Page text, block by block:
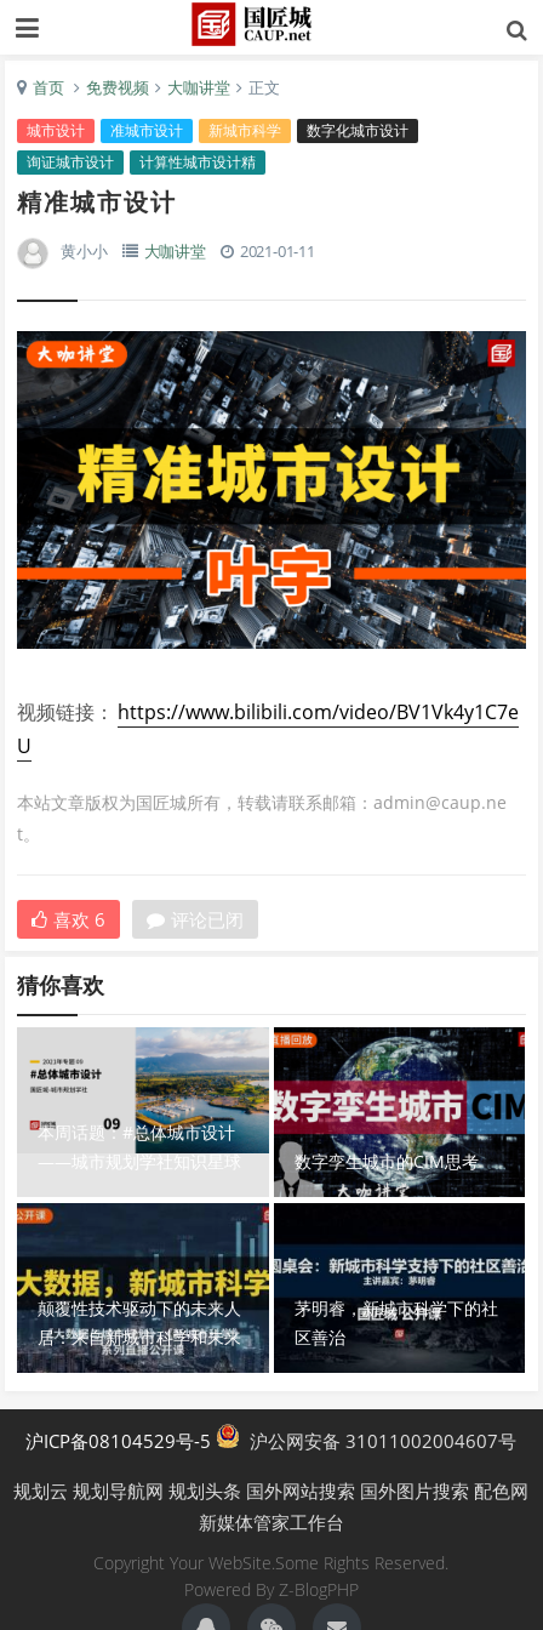
首页 免费视频 大咖讲堂 正文
城市设计 准城市设计 新城市科学
数字化城市设计
询证城市设计
计算性城市设计精
精准城市设计
黄小小 大咖讲堂 2021-01-11
视频链接： https://www.bilibili.com/video/BV1Vk4y1C7e
U
本站文章版权为国匠城所有，转载请联系邮箱：admin@caup.ne
t。
喜欢 6 评论已闭
猜你喜欢
本周话题：#总体城市设计
——城市规划学社知识星球
数字孪生城市的CIM思考
颠覆性技术驱动下的未来人
居：来自新城市科学和未来
城市等视角
茅明睿，新城市科学下的社
区善治
沪ICP备08104529号-5 沪公网安备 31011002004607号
规划云 规划导航网 规划头条 国外网站搜索 国外图片搜索 配色网
新媒体管家工作台
Copyright Your WebSite.Some Rights Reserved.
Powered By Z-BlogPHP